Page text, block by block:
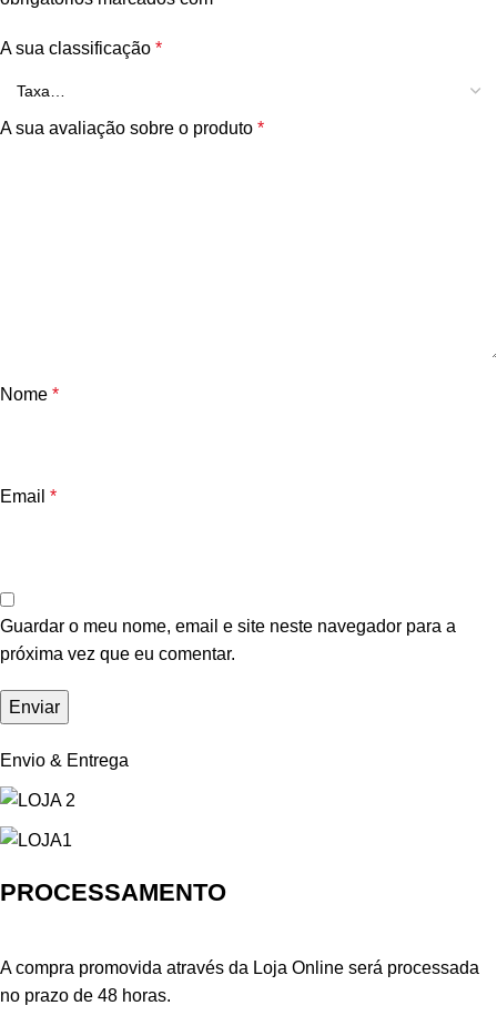
A sua classificação *
A sua avaliação sobre o produto *
Nome *
Email *
Guardar o meu nome, email e site neste navegador para a
próxima vez que eu comentar.
Envio & Entrega
PROCESSAMENTO
A compra promovida através da Loja Online será processada
no prazo de 48 horas.